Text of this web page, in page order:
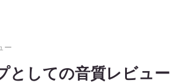
ー
としての音質レビュー